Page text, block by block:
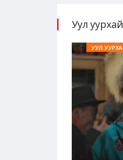
Уул уурхай
УУЛ